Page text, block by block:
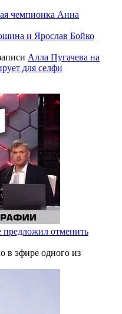
чемпионка Анна
и Ярослав Бойко
Алла Пугачева на
для селфи
отменить
в эфире одного из